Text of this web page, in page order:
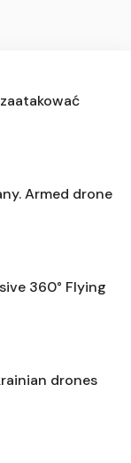
Armed drone
360° Flying
drones